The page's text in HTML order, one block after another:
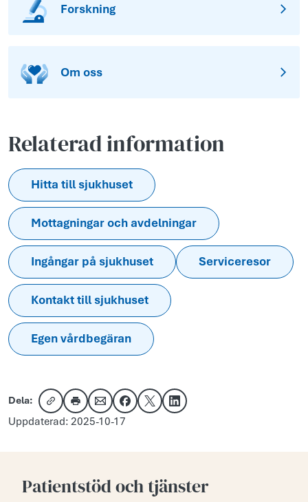
Forskning
Om oss
Relaterad information
Hitta till sjukhuset
Mottagningar och avdelningar
Ingångar på sjukhuset Serviceresor
Kontakt till sjukhuset
Egen vårdbegäran
Dela:
Kopiera länk
Skriv utDela via e-post
Dela på Facebook
Dela på XDela på LinkedIn
Uppdaterad: 2025-10-17
Patientstöd och tjänster